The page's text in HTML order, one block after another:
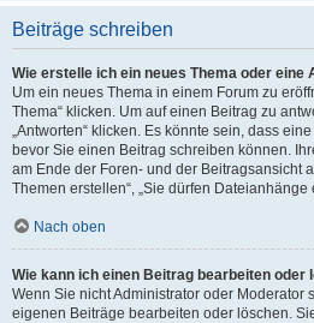
Beiträge schreiben
Wie erstelle ich ein neues Thema oder eine
Um ein neues Thema in einem Forum zu
Thema“ klicken. Um auf einen Beitrag zu
„Antworten“ klicken. Es könnte sein, dass
bevor Sie einen Beitrag schreiben können.
am Ende der Foren- und der Beitragsansicht
Themen erstellen“, „Sie dürfen Dateianhänge
Nach oben
Wie kann ich einen Beitrag bearbeiten oder
Wenn Sie nicht Administrator oder Moderator
eigenen Beiträge bearbeiten oder löschen.